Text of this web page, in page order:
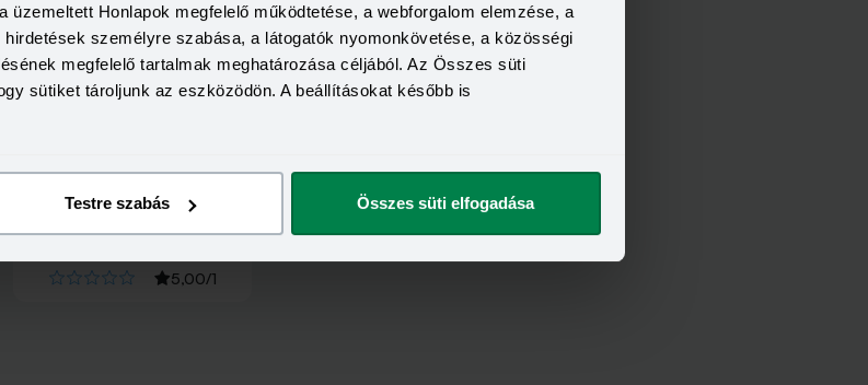
üzemeltett Honlapok megfelelő működtetése, a webforgalom elemzése, a
személyre szabása, a látogatók nyomonkövetése, a közösségi
megfelelő tartalmak meghatározása céljából. Az Összes süti
sütiket tároljunk az eszközödön. A beállításokat később is
Testre szabás Összes süti elfogadása
5,00/1